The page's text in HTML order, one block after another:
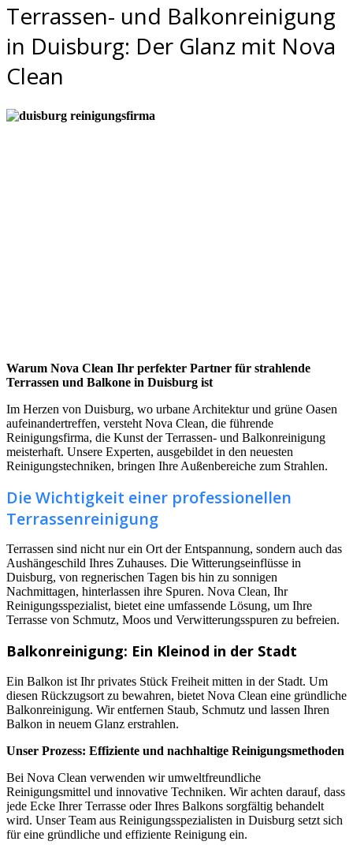
Terrassen- und Balkonreinigung
in Duisburg: Der Glanz mit Nova
Clean
Warum Nova Clean Ihr perfekter Partner für strahlende
Terrassen und Balkone in Duisburg ist
Im Herzen von Duisburg, wo urbane Architektur und grüne Oasen
aufeinandertreffen, versteht Nova Clean, die führende
Reinigungsfirma, die Kunst der Terrassen- und Balkonreinigung
meisterhaft. Unsere Experten, ausgebildet in den neuesten
Reinigungstechniken, bringen Ihre Außenbereiche zum Strahlen.
Die Wichtigkeit einer professionellen
Terrassenreinigung
Terrassen sind nicht nur ein Ort der Entspannung, sondern auch das
Aushängeschild Ihres Zuhauses. Die Witterungseinflüsse in
Duisburg, von regnerischen Tagen bis hin zu sonnigen
Nachmittagen, hinterlassen ihre Spuren. Nova Clean, Ihr
Reinigungsspezialist, bietet eine umfassende Lösung, um Ihre
Terrasse von Schmutz, Moos und Verwitterungsspuren zu befreien.
Balkonreinigung: Ein Kleinod in der Stadt
Ein Balkon ist Ihr privates Stück Freiheit mitten in der Stadt. Um
diesen Rückzugsort zu bewahren, bietet Nova Clean eine gründliche
Balkonreinigung. Wir entfernen Staub, Schmutz und lassen Ihren
Balkon in neuem Glanz erstrahlen.
Unser Prozess: Effiziente und nachhaltige Reinigungsmethoden
Bei Nova Clean verwenden wir umweltfreundliche
Reinigungsmittel und innovative Techniken. Wir achten darauf, dass
jede Ecke Ihrer Terrasse oder Ihres Balkons sorgfältig behandelt
wird. Unser Team aus Reinigungsspezialisten in Duisburg setzt sich
für eine gründliche und effiziente Reinigung ein.